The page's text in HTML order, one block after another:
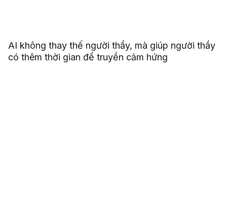
AI không thay thế người thầy, mà giúp người thầy
có thêm thời gian để truyền cảm hứng